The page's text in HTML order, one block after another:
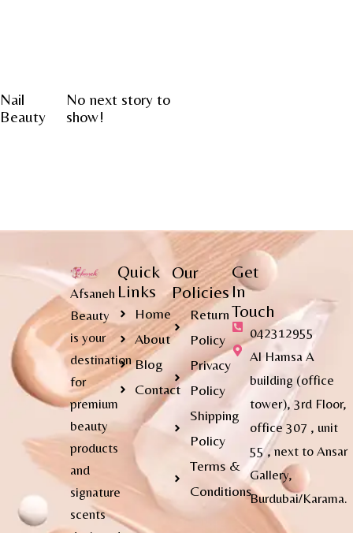
Nail
Beauty
No next story to
show!
Afsaneh
Beauty
is your
destination
for
premium
beauty
products
and
signature
scents
Quick
Links
Home
About
Blog
Contact
Our
Policies
Return
Policy
Privacy
Policy
Shipping
Policy
Terms &
Conditions
Get
In
Touch
042312955
Al Hamsa A
building (office
tower), 3rd Floor,
office 307 , unit
55 , next to Ansar
Gallery,
Burdubai/Karama.